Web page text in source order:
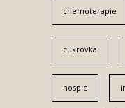
chemoterapie
cukrovka
hospic